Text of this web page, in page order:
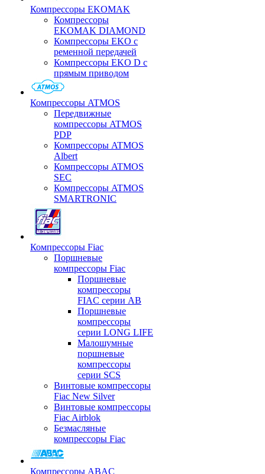
Компрессоры EKOMAK
Компрессоры
EKOMAK DIAMOND
Компрессоры EKO c
ременной передачей
Компрессоры EKO D с
прямым приводом
Компрессоры ATMOS
Передвижные
компрессоры ATMOS
PDP
Компрессоры ATMOS
Albert
Компрессоры ATMOS
SEC
Компрессоры ATMOS
SMARTRONIC
Компрессоры Fiac
Поршневые
компрессоры Fiac
Поршневые
компрессоры
FIAC серии AB
Поршневые
компрессоры
серии LONG LIFE
Малошумные
поршневые
компрессоры
серии SCS
Винтовые компрессоры
Fiac New Silver
Винтовые компрессоры
Fiac Airblok
Безмасляные
компрессоры Fiac
Компрессоры ABAC